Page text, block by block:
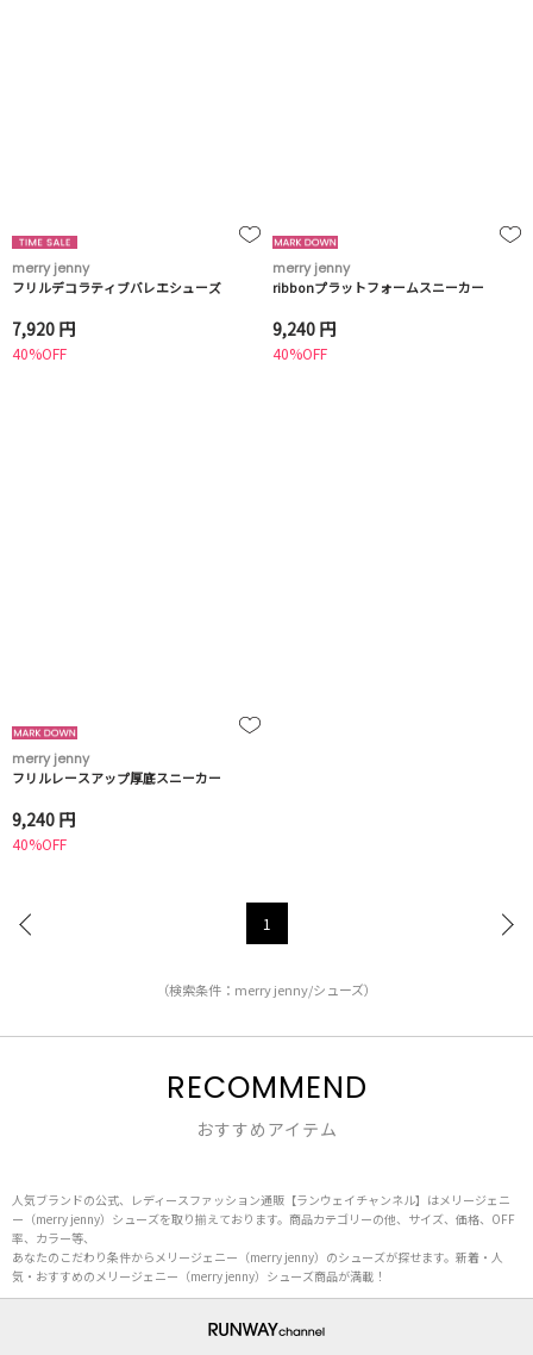
merry jenny
フリルデコラティブバレエシューズ
7,920 円
40%OFF
merry jenny
ribbonプラットフォームスニーカー
9,240 円
40%OFF
merry jenny
フリルレースアップ厚底スニーカー
9,240 円
40%OFF
1
（検索条件：merry jenny/シューズ）
RECOMMEND
おすすめアイテム
人気ブランドの公式、レディースファッション通販【ランウェイチャンネル】はメリージェニ
ー（merry jenny）シューズを取り揃えております。商品カテゴリーの他、サイズ、価格、OFF
率、カラー等、
あなたのこだわり条件からメリージェニー（merry jenny）のシューズが探せます。新着・人
気・おすすめのメリージェニー（merry jenny）シューズ商品が満載！